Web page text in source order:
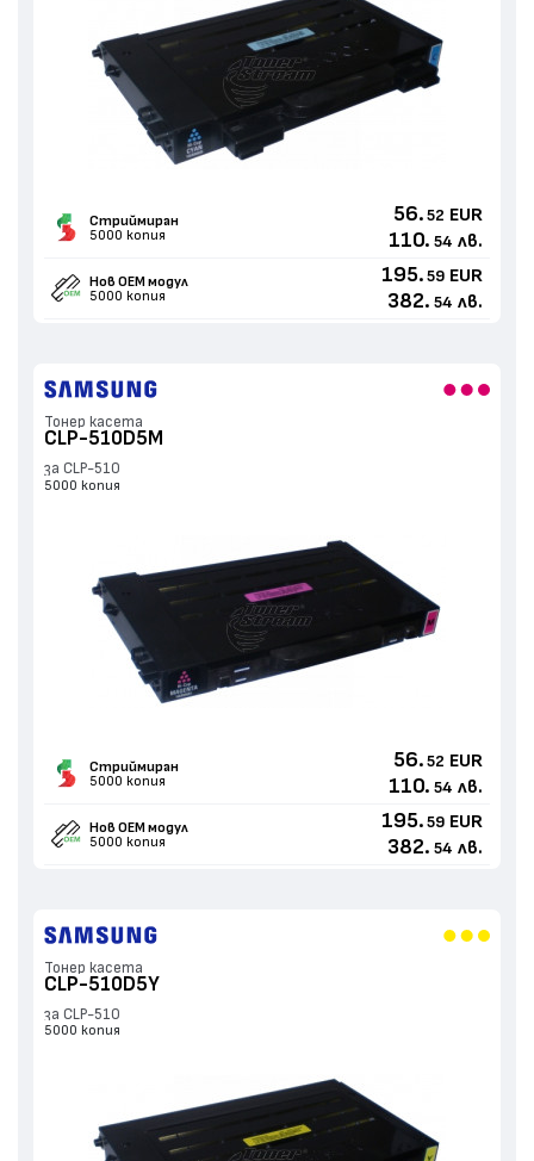
Стриймиран
5000 копия
56. 52 EUR
110. 54 лв.
Нов ОЕМ модул
5000 копия
195. 59 EUR
382. 54 лв.
Тонер касета
CLP-510D5M
за CLP-510
5000 копия
Стриймиран
5000 копия
56. 52 EUR
110. 54 лв.
Нов ОЕМ модул
5000 копия
195. 59 EUR
382. 54 лв.
Тонер касета
CLP-510D5Y
за CLP-510
5000 копия